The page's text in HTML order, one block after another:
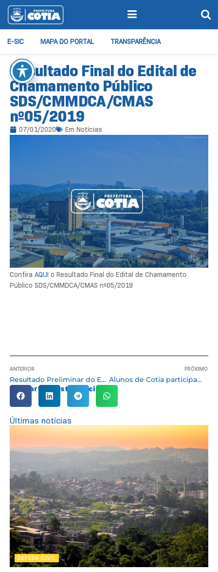
E-SIC MAPA DO PORTAL TRANSPARÊNCIA
Resultado Final do Edital de
Chamamento Público
SDS/CMMDCA/CMAS
nº05/2019
07/01/2020 Em Notícias
Confira AQUI o Resultado Final do Edital de Chamamento
Público SDS/CMMDCA/CMAS nº05/2019
ANTERIOR
Resultado Preliminar do Edital de Chamamento Público SDS nº07/2019
PRÓXIMO
Alunos de Cotia participam de Curso de Férias de matemática de forma divertida
Compartilhe esta notícia:
Últimas notícias
DEFESA CIVIL